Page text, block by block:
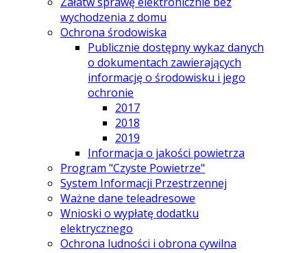
wychodzenia z domu
Ochrona środowiska
Publicznie dostępny wykaz danych
o dokumentach zawierających
informację o środowisku i jego
ochronie
2017
2018
2019
Informacja o jakości powietrza
Program "Czyste Powietrze"
System Informacji Przestrzennej
Ważne dane teleadresowe
Wnioski o wypłatę dodatku
elektrycznego
Ochrona ludności i obrona cywilna